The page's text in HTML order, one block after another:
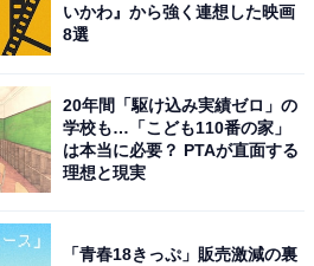
いかわ』から強く連想した映画
8選
20年間「駆け込み実績ゼロ」の
学校も…「こども110番の家」
は本当に必要？ PTAが直面する
理想と現実
「青春18きっぷ」販売激減の裏